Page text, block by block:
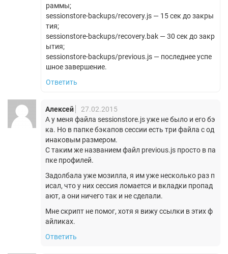
раммы;
sessionstore-backups/recovery.js — 15 сек до закры
тия;
sessionstore-backups/recovery.bak — 30 сек до закр
ытия;
sessionstore-backups/previous.js — последнее успе
шное завершение.
Ответить
Алексей
27.02.2015
А у меня файла sessionstore.js уже не было и его бэ
ка. Но в папке бэкапов сессии есть три файла с од
инаковым размером.
С таким же названием файл previous.js просто в па
пке профилей.
Задолбала уже мозилла, я им уже несколько раз п
исал, что у них сессия ломается и вкладки пропад
ают, а они ничего так и не сделали.
Мне скрипт не помог, хотя я вижу ссылки в этих ф
айликах.
Ответить